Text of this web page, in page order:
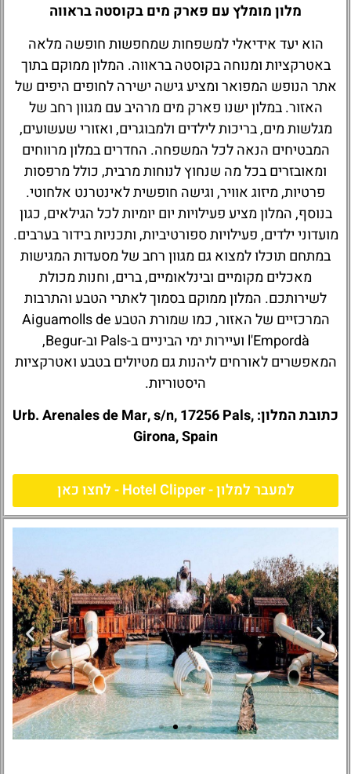
מלון מומלץ עם פארק מים בקוסטה בראווה
הוא יעד אידיאלי למשפחות שמחפשות חופשה מלאה
באטרקציות ומנוחה בקוסטה בראווה. המלון ממוקם בתוך
אתר הנופש המפואר ומציע גישה ישירה לחופים היפים של
האזור. במלון ישנו פארק מים מרהיב עם מגוון רחב של
מגלשות מים, בריכות לילדים ולמבוגרים, ואזורי שעשועים,
המבטיחים הנאה לכל המשפחה. החדרים במלון מרווחים
ומאובזרים בכל מה שנחוץ לנוחות מרבית, כולל מרפסות
פרטיות, מיזוג אוויר, וגישה חופשית לאינטרנט אלחוטי.
בנוסף, המלון מציע פעילויות יום יומיות לכל הגילאים, כגון
מועדוני ילדים, פעילויות ספורטיביות, ותכניות בידור בערבים.
במתחם תוכלו למצוא גם מגוון רחב של מסעדות המגישות
מאכלים מקומיים ובינלאומיים, ברים, וחנות מכולת
לשירותכם. המלון ממוקם בסמוך לאתרי הטבע והתרבות
המרכזיים של האזור, כמו שמורת הטבע Aiguamolls de
l'Empordà ועיירות ימי הביניים ב-Pals וב-Begur,
המאפשרים לאורחים ליהנות גם מטיולים בטבע ואטרקציות
היסטוריות.
כתובת המלון: Urb. Arenales de Mar, s/n, 17256 Pals,
Girona, Spain
למעבר למלון - Hotel Clipper - לחצו כאן